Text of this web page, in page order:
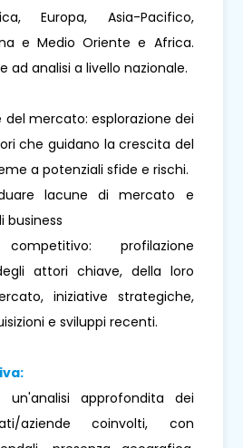
Europa, Asia-Pacifico,
e Medio Oriente e Africa.
ad analisi a livello nazionale.
del mercato: esplorazione dei
che guidano la crescita del
a potenziali sfide e rischi.
lacune di mercato e
business
profilazione
attori chiave, della loro
iniziative strategiche,
e sviluppi recenti.
approfondita dei
aziende coinvolti, con